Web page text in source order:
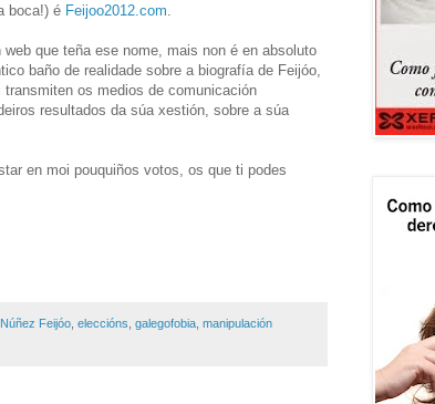
boca!) é Feijoo2012.com
que teña ese nome, mais non é en absoluto
baño de realidade sobre a biografía de Feijóo,
os medios de comunicación
resultados da súa xestión, sobre a súa
en moi pouquiños votos, os que ti podes
Feijóo, eleccións galegofobia, manipulación